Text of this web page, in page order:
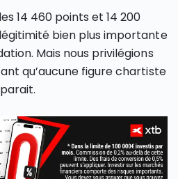
14 460 points et 14 200
bien plus importante
Mais nous privilégions
qu’aucune figure chartiste